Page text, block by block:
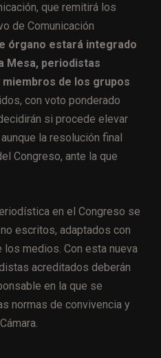
que remitirá los
de Comunicación
órgano estará integrado
Mesa, periodistas
de los grupos
con voto ponderado
si procede elevar
la resolución final
Congreso, ante la que
en el Congreso se
escritos, adaptados con
medios. Con esta nueva
acreditados deberán
en la que se
normas de convivencia y